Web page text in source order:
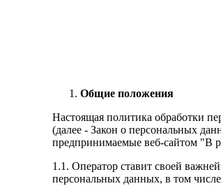
Общие положения
Настоящая политика обработки
(далее - Закон о персональных
предпринимаемые веб-сайтом "В
1.1. Оператор ставит своей
персональных данных, в том